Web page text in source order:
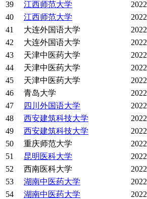
39
江西师范大学 2022
40
江西师范大学 2022
41
大连外国语大学 2022
42
大连外国语大学 2022
43
天津中医药大学 2022
44
天津中医药大学 2022
45
天津中医药大学 2022
46
青岛大学 2022
47
四川外国语大学 2022
48
西安建筑科技大学 2022
49
西安建筑科技大学 2022
50
重庆师范大学 2022
51
昆明医科大学 2022
52
西南医科大学 2022
53
湖南中医药大学 2022
54
湖南中医药大学 2022